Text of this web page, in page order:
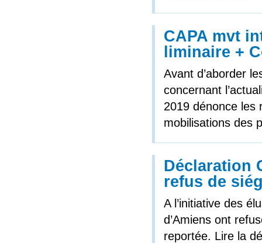
CAPA mvt
liminaire +
Avant d’aborder
concernant
2019 dénonce les
mobilisations des
Déclaration
refus de
A l’initiative des
d’Amiens ont
reportée. Lire la